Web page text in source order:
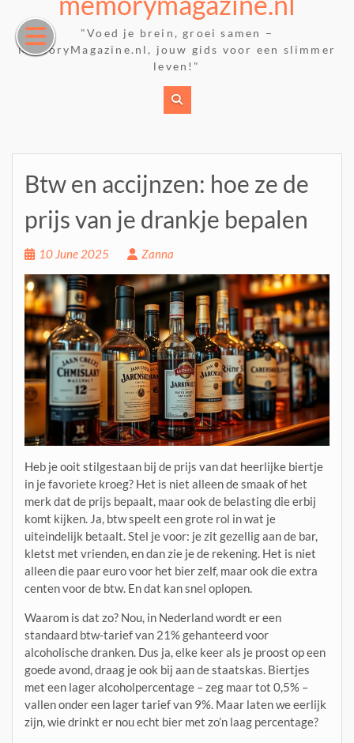
content
"Voed je brein, groei samen –
MemoryMagazine.nl, jouw gids voor een slimmer
leven!"
Btw en accijnzen: hoe ze de
prijs van je drankje bepalen
10 June 2025 Zanna
Heb je ooit stilgestaan bij de prijs van dat heerlijke biertje
in je favoriete kroeg? Het is niet alleen de smaak of het
merk dat de prijs bepaalt, maar ook de belasting die erbij
komt kijken. Ja, btw speelt een grote rol in wat je
uiteindelijk betaalt. Stel je voor: je zit gezellig aan de bar,
kletst met vrienden, en dan zie je de rekening. Het is niet
alleen die paar euro voor het bier zelf, maar ook die extra
centen voor de btw. En dat kan snel oplopen.
Waarom is dat zo? Nou, in Nederland wordt er een
standaard btw-tarief van 21% gehanteerd voor
alcoholische dranken. Dus ja, elke keer als je proost op een
goede avond, draag je ook bij aan de staatskas. Biertjes
met een lager alcoholpercentage – zeg maar tot 0,5% –
vallen onder een lager tarief van 9%. Maar laten we eerlijk
zijn, wie drinkt er nou echt bier met zo’n laag percentage?